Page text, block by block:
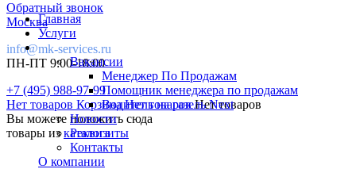
Обратный звонок
Москва
info@mk-services.ru
ПН-ПТ 9:00-18:00
+7 (495) 988-97-99
Нет товаров КорзинаНет товаровНет товаров
Вы можете положить сюда
товары изкаталога
Главная
Услуги
Вакансии
Менеджер По Продажам
Помощник менеджера по продажам
Водитель на газель Next
Новости
Реквизиты
Контакты
О компании